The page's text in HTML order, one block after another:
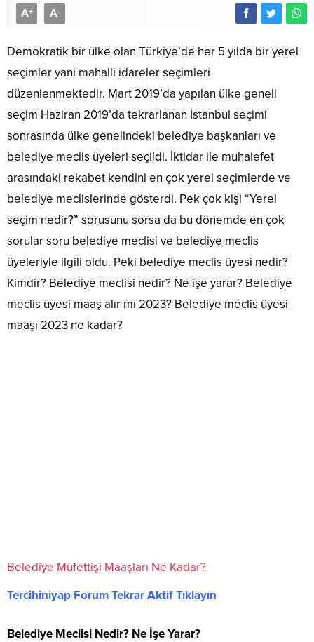
A+ A-
Demokratik bir ülke olan Türkiye’de her 5 yılda bir yerel
seçimler yani mahalli idareler seçimleri
düzenlenmektedir. Mart 2019’da yapılan ülke geneli
seçim Haziran 2019’da tekrarlanan İstanbul seçimi
sonrasında ülke genelindeki belediye başkanları ve
belediye meclis üyeleri seçildi. İktidar ile muhalefet
arasındaki rekabet kendini en çok yerel seçimlerde ve
belediye meclislerinde gösterdi. Pek çok kişi “Yerel
seçim nedir?” sorusunu sorsa da bu dönemde en çok
sorular soru belediye meclisi ve belediye meclis
üyeleriyle ilgili oldu. Peki belediye meclis üyesi nedir?
Kimdir? Belediye meclisi nedir? Ne işe yarar? Belediye
meclis üyesi maaş alır mı 2023? Belediye meclis üyesi
maaşı 2023 ne kadar?
Belediye Müfettişi Maaşları Ne Kadar?
Tercihiniyap Forum Tekrar Aktif Tıklayın
Belediye Meclisi Nedir? Ne İşe Yarar?